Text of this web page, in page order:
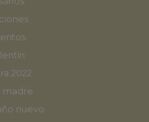
2022
madre
nuevo